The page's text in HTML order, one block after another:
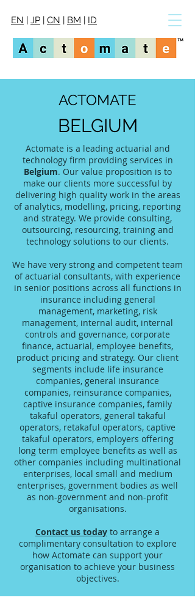
EN | JP | CN | BM | ID
ACTOMATE
BELGIUM
Actomate is a leading actuarial and
technology firm providing services in
Belgium. Our value proposition is to
make our clients more successful by
delivering high quality work in the areas
of analytics, modelling, pricing, reporting
and strategy. We provide consulting,
outsourcing, resourcing, training and
technology solutions to our clients.
We have very strong and competent team
of actuarial consultants, with experience
in senior positions across all functions in
insurance including general
management, marketing, risk
management, internal audit, internal
controls and governance, corporate
finance, actuarial, employee benefits,
product pricing and strategy. Our client
segments include life insurance
companies, general insurance
companies, reinsurance companies,
captive insurance companies, family
takaful operators, general takaful
operators, retakaful operators, captive
takaful operators, employers offering
long term employee benefits as well as
other companies including multinational
enterprises, local small and medium
enterprises, government bodies as well
as non-government and non-profit
organisations.
Contact us today to arrange a
complimentary consultation to explore
how Actomate can support your
organisation to achieve your business
objectives.